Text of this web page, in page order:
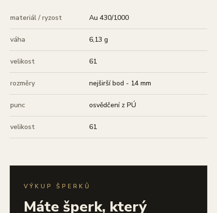
materiál / ryzost Au 430/1000
váha 6,13 g
velikost 61
rozměry nejširší bod - 14 mm
punc osvědčení z PÚ
velikost 61
VÝKUP ŠPERKŮ
Máte šperk, který